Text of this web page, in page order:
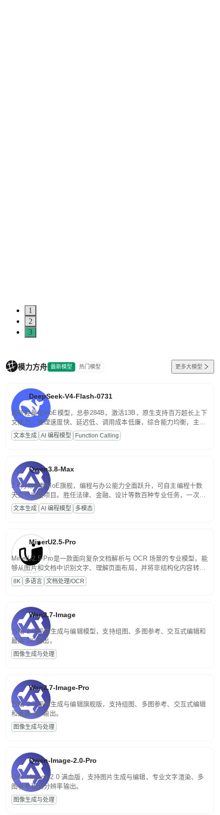
1
2
3
模力方舟 最新模型 热门模型 更多大模型
DeepSeek-V4-Flash-0731
高效轻量化MoE模型，总参284B，激活13B，原生支持百万超长上下
文能力。推理速度快、延迟低、调用成本低廉，综合能力均衡，主打
高并发、轻量化任务，适合日常对话、内容创作、基础 RAG、批量
文案处理等普惠刚需场景。
文本生成 AI 编程模型 Function Calling
Qwen3.8-Max
2.4万亿参数MoE旗舰，编程与办公能力全面跃升，可自主编程十数
天交付完整项目。胜任法律、金融、设计等数百种专业任务，一次对
话端到端交付生产级成果。原生视觉理解贯穿规划、执行与验证全流
程，支持超长文档与长视频的深度语义解析。长程任务中自主规划与
文本生成 AI 编程模型 多模态
MinerU2.5-Pro
MinerU2.5-Pro是一款面向复杂文档解析与 OCR 场景的专业模型，能
够从图片和文档中识别文字、理解页面布局，并将非结构化内容转换
为便于存储、检索和二次处理的结构化结果。
8K 多语言 文档处理/OCR
Wan2.7-Image
万相 2.7 图像生成与编辑模型，支持组图、多图参考、交互式编辑和
最高 2K 输出。
图像生成与处理
Wan2.7-Image-Pro
万相 2.7 图像生成与编辑旗舰版，支持组图、多图参考、交互式编辑
和最高 4K 输出。
图像生成与处理
Qwen-Image-2.0-Pro
Qwen-Image-2.0 满血版，支持图片生成与编辑、专业文字渲染、多
图参考和高分辨率输出。
图像生成与处理